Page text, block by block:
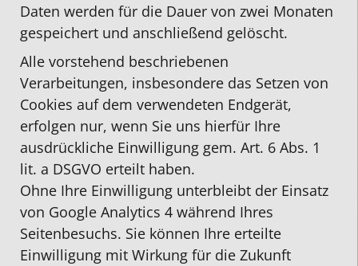
Daten werden für die Dauer von zwei Monaten
gespeichert und anschließend gelöscht.
Alle vorstehend beschriebenen
Verarbeitungen, insbesondere das Setzen von
Cookies auf dem verwendeten Endgerät,
erfolgen nur, wenn Sie uns hierfür Ihre
ausdrückliche Einwilligung gem. Art. 6 Abs. 1
lit. a DSGVO erteilt haben.
Ohne Ihre Einwilligung unterbleibt der Einsatz
von Google Analytics 4 während Ihres
Seitenbesuchs. Sie können Ihre erteilte
Einwilligung mit Wirkung für die Zukunft